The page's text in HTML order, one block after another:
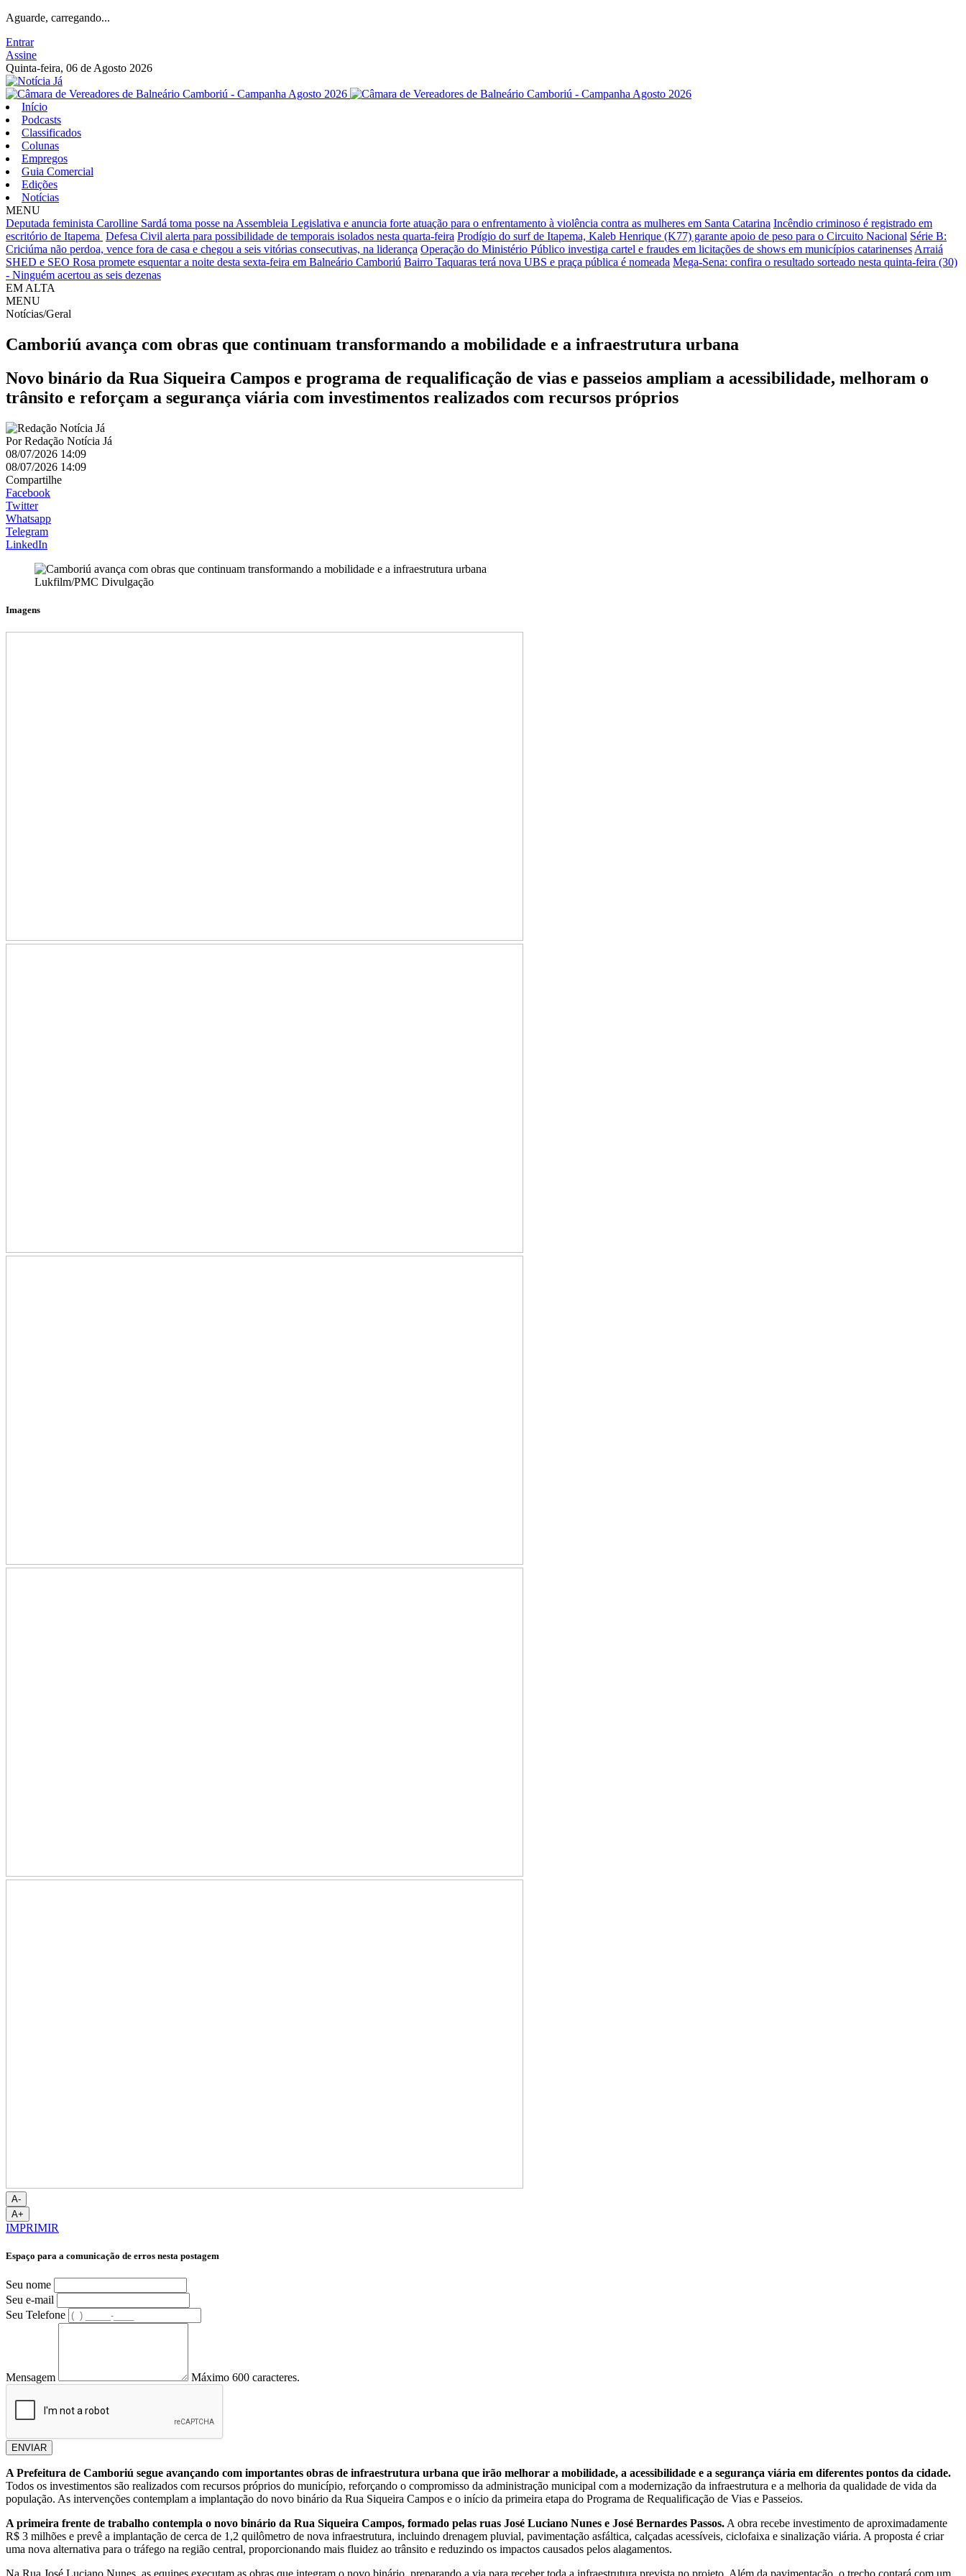
Aguarde, carregando...
Entrar
Assine
Quinta-feira, 06 de Agosto 2026
Início
Podcasts
Classificados
Colunas
Empregos
Guia Comercial
Edições
Notícias
MENU
Deputada feminista Carolline Sardá toma posse na Assembleia Legislativa e anuncia forte atuação para o enfrentamento à violência contra as mulheres em Santa Catarina Incêndio criminoso é registrado em
escritório de Itapema Defesa Civil alerta para possibilidade de temporais isolados nesta quarta-feira Prodígio do surf de Itapema, Kaleb Henrique (K77) garante apoio de peso para o Circuito Nacional Série B:
Criciúma não perdoa, vence fora de casa e chegou a seis vitórias consecutivas, na liderança Operação do Ministério Público investiga cartel e fraudes em licitações de shows em municípios catarinenses Arraiá
SHED e SEO Rosa promete esquentar a noite desta sexta-feira em Balneário Camboriú Bairro Taquaras terá nova UBS e praça pública é nomeada Mega-Sena: confira o resultado sorteado nesta quinta-feira (30)
- Ninguém acertou as seis dezenas
EM ALTA
MENU
Notícias/Geral
Camboriú avança com obras que continuam transformando a mobilidade e a infraestrutura urbana
Novo binário da Rua Siqueira Campos e programa de requalificação de vias e passeios ampliam a acessibilidade, melhoram o
trânsito e reforçam a segurança viária com investimentos realizados com recursos próprios
PorRedação Notícia Já
08/07/2026 14:09
08/07/2026 14:09
Compartilhe
Facebook
Twitter
Whatsapp
Telegram
LinkedIn
Lukfilm/PMC Divulgação
Imagens
A-
A+
IMPRIMIR
Espaço para a comunicação de erros nesta postagem
Seu nome
Seu e-mail
Seu Telefone
Mensagem Máximo 600 caracteres.
ENVIAR
A Prefeitura de Camboriú segue avançando com importantes obras de infraestrutura urbana que irão melhorar a mobilidade, a acessibilidade e a segurança viária em diferentes pontos da cidade.
Todos os investimentos são realizados com recursos próprios do município, reforçando o compromisso da administração municipal com a modernização da infraestrutura e a melhoria da qualidade de vida da
população. As intervenções contemplam a implantação do novo binário da Rua Siqueira Campos e o início da primeira etapa do Programa de Requalificação de Vias e Passeios.
A primeira frente de trabalho contempla o novo binário da Rua Siqueira Campos, formado pelas ruas José Luciano Nunes e José Bernardes Passos.A obra recebe investimento de aproximadamente
R$ 3 milhões e prevê a implantação de cerca de 1,2 quilômetro de nova infraestrutura, incluindo drenagem pluvial, pavimentação asfáltica, calçadas acessíveis, ciclofaixa e sinalização viária. A proposta é criar
uma nova alternativa para o tráfego na região central, proporcionando mais fluidez ao trânsito e reduzindo os impactos causados pelos alagamentos.